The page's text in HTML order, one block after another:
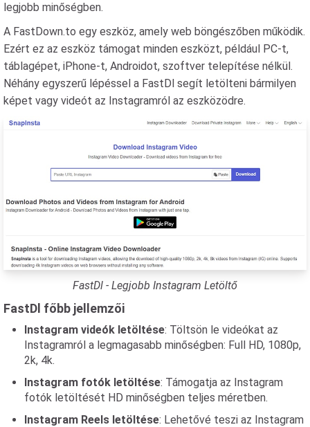
legjobb minőségben.
A FastDown.to egy eszköz, amely web böngészőben működik.
Ezért ez az eszköz támogat minden eszközt, például PC-t,
táblagépet, iPhone-t, Androidot, szoftver telepítése nélkül.
Néhány egyszerű lépéssel a FastDl segít letölteni bármilyen
képet vagy videót az Instagramról az eszközödre.
FastDl - Legjobb Instagram Letöltő
FastDl főbb jellemzői
Instagram videók letöltése: Töltsön le videókat az
Instagramról a legmagasabb minőségben: Full HD, 1080p,
2k, 4k.
Instagram fotók letöltése: Támogatja az Instagram
fotók letöltését HD minőségben teljes méretben.
Instagram Reels letöltése: Lehetővé teszi az Instagram